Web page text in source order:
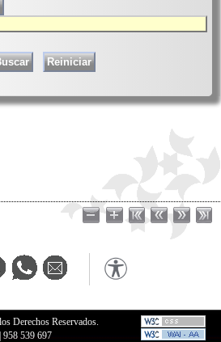
Derechos Reservados.
|958 539 697